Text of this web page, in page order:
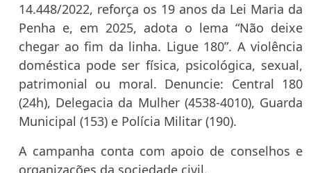
14.448/2022, reforça os 19 anos da Lei Maria da
Penha e, em 2025, adota o lema “Não deixe
chegar ao fim da linha. Ligue 180”. A violência
doméstica pode ser física, psicológica, sexual,
patrimonial ou moral. Denuncie: Central 180
(24h), Delegacia da Mulher (4538-4010), Guarda
Municipal (153) e Polícia Militar (190).
A campanha conta com apoio de conselhos e
organizações da sociedade civil.